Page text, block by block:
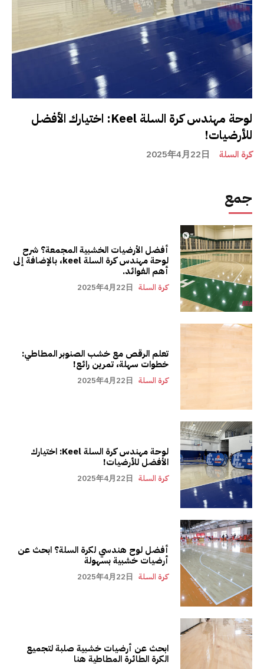
لوحة مهندس كرة السلة Keel: اختيارك الأفضل
للأرضيات!
كرة السلة 2025年4月22日
جمع
أفضل الأرضيات الخشبية المجمعة؟ شرح
لوحة مهندس كرة السلة keel، بالإضافة إلى
أهم الفوائد.
كرة السلة 2025年4月22日
تعلم الرقص مع خشب الصنوبر المطاطي:
خطوات سهلة، تمرين رائع!
كرة السلة 2025年4月22日
لوحة مهندس كرة السلة Keel: اختيارك
الأفضل للأرضيات!
كرة السلة 2025年4月22日
أفضل لوح هندسي لكرة السلة؟ ابحث عن
أرضيات خشبية بسهولة
كرة السلة 2025年4月22日
ابحث عن أرضيات خشبية صلبة لتجميع
الكرة الطائرة المطاطية هنا